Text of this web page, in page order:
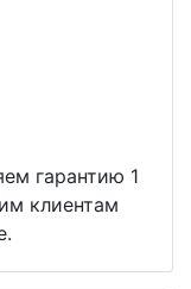
гарантию 1
клиентам